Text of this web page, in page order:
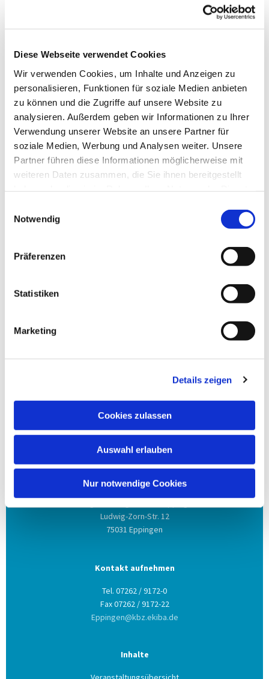
Diese Webseite verwendet Cookies
Wir verwenden Cookies, um Inhalte und Anzeigen zu
personalisieren, Funktionen für soziale Medien anbieten
zu können und die Zugriffe auf unsere Website zu
analysieren. Außerdem geben wir Informationen zu Ihrer
Verwendung unserer Website an unsere Partner für
soziale Medien, Werbung und Analysen weiter. Unsere
Partner führen diese Informationen möglicherweise mit
weiteren Daten zusammen, die Sie ihnen bereitgestellt
Notwendig
Präferenzen
Statistiken
Marketing
Details zeigen
Cookies zulassen
Auswahl erlauben
Nur notwendige Cookies
Gemeinsam mit der ausgebildete Rehasport-Trainerin
Isolde Vogel findet wöchentlich freitags von 09:30-
Seniorinnen ab 65 Jahren im Gemeindehaus statt.
Muskulatur sowie zur Erhaltung der Beweglichkeit
durchgeführt. Auch der persönliche Austausch und
das Gebet kommen nicht zu kurz.
Interessierte dürfen sich direkt bei Isolde Vogel unter
Tel. 9240537 oder im Pfarramt melden. Vorkenntnisse
sind keine erforderlich.
Anschrift
Ludwig-Zorn-Str. 12
75031 Eppingen
Kontakt aufnehmen
Tel. 07262 / 9172-0
Fax 07262 / 9172-22
Eppingen@kbz.ekiba.de
Inhalte